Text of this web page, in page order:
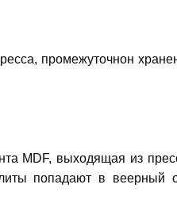
промежуточнон
MDF, выходящая из
попадают в веерный